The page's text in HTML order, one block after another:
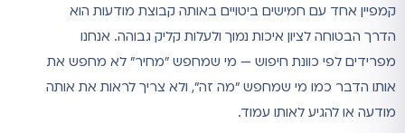
קמפיין אחד עם חמישים ביטויים באותה קבוצת מודעות הוא
הדרך הבטוחה לציון איכות נמוך ולעלות קליק גבוהה. אנחנו
מפרידים לפי כוונת חיפוש — מי שמחפש "מחיר" לא מחפש את
אותו הדבר כמו מי שמחפש "מה זה", ולא צריך לראות את אותה
מודעה או להגיע לאותו עמוד.